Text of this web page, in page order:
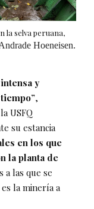
la selva peruana,
Hoeneisen.
y
,
USFQ
su estancia
en los que
la planta de
a las que se
la minería a